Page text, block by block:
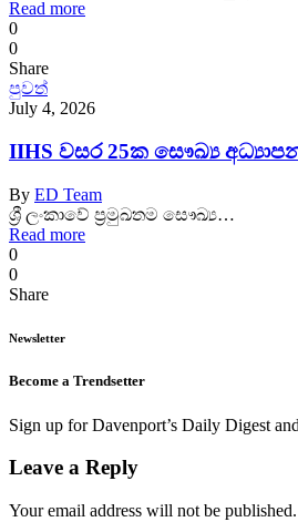
Read more
0
0
Share
පුවත්
July 4, 2026
IIHS වසර 25ක සෞඛ්‍ය
By ED Team
ශ්‍රී ලංකාවේ ප්‍රමුඛතම සෞඛ්‍ය…
Read more
0
0
Share
Newsletter
Become a Trendsetter
Sign up for Davenport’s Daily Digest
Leave a Reply
Your email address will not be published.